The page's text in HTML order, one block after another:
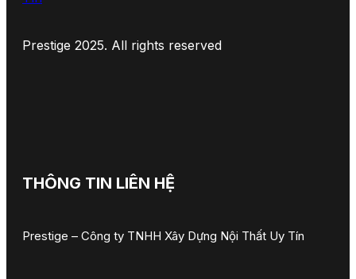
Prestige 2025. All rights reserved
THÔNG TIN LIÊN HỆ
Prestige – Công ty TNHH Xây Dựng Nội Thất Uy Tín